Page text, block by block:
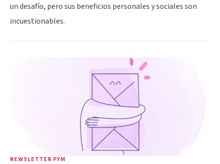
un desafío, pero sus beneficios personales y sociales son
incuestionables.
NEWSLETTER PYM